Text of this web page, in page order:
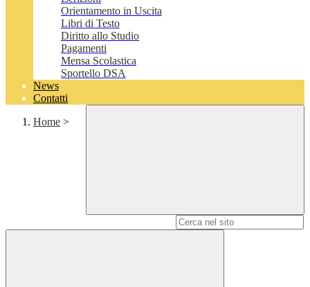
Orientamento in Uscita
Libri di Testo
Diritto allo Studio
Pagamenti
Mensa Scolastica
Sportello DSA
News
Contatti
Home >